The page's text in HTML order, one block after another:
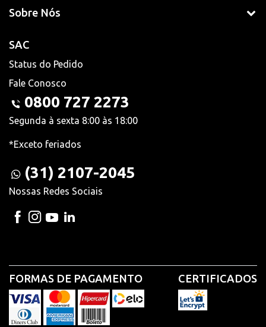
Sobre Nós
SAC
Status do Pedido
Fale Conosco
0800 727 2273
Segunda à sexta 8:00 às 18:00
*Exceto feriados
(31) 2107-2045
Nossas Redes Sociais
FORMAS DE PAGAMENTO CERTIFICADOS